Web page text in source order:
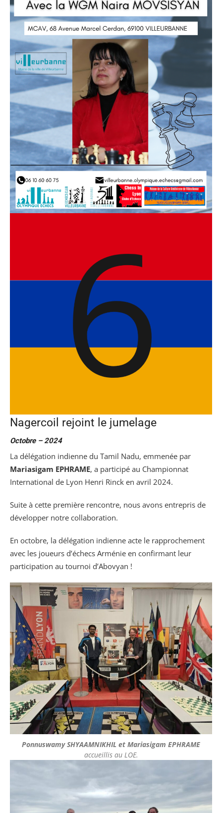
Nagercoil rejoint le jumelage
Octobre – 2024
La délégation indienne du Tamil Nadu, emmenée par
Mariasigam EPHRAME, a participé au Championnat
International de Lyon Henri Rinck en avril 2024.
Suite à cette première rencontre, nous avons entrepris de
développer notre collaboration.
En octobre, la délégation indienne acte le rapprochement
avec les joueurs d’échecs Arménie en confirmant leur
participation au tournoi d’Abovyan !
Ponnuswamy SHYAAMNIKHIL et Mariasigam EPHRAME
accueillis au LOE.